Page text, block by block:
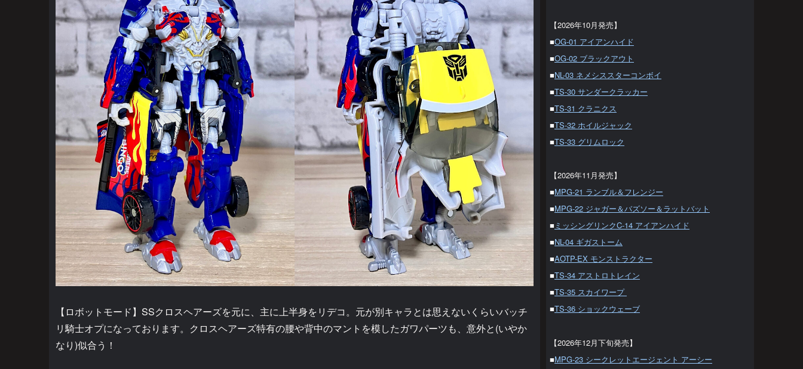
【ロボットモード】SSクロスヘアーズを元に、主に上半身をリデコ。元が別キャラとは思えないくらいバッチ
リ騎士オプになっております。クロスヘアーズ特有の腰や背中のマントを模したガワパーツも、意外と(いやか
なり)似合う！
【2026年10月発売】
■OG-01 アイアンハイド
■OG-02 ブラックアウト
■NL-03 ネメシススターコンボイ
■TS-30 サンダークラッカー
■TS-31 クラニクス
■TS-32 ホイルジャック
■TS-33 グリムロック
【2026年11月発売】
■MPG-21 ランブル＆フレンジー
■MPG-22 ジャガー＆バズソー＆ラットバット
■ ミッシングリンクC-14 アイアンハイド
■NL-04 ギガストーム
■AOTP-EX モンストラクター
■TS-34 アストロトレイン
■TS-35 スカイワープ
■TS-36 ショックウェーブ
【2026年12月下旬発売】
■MPG-23 シークレットエージェント アーシー